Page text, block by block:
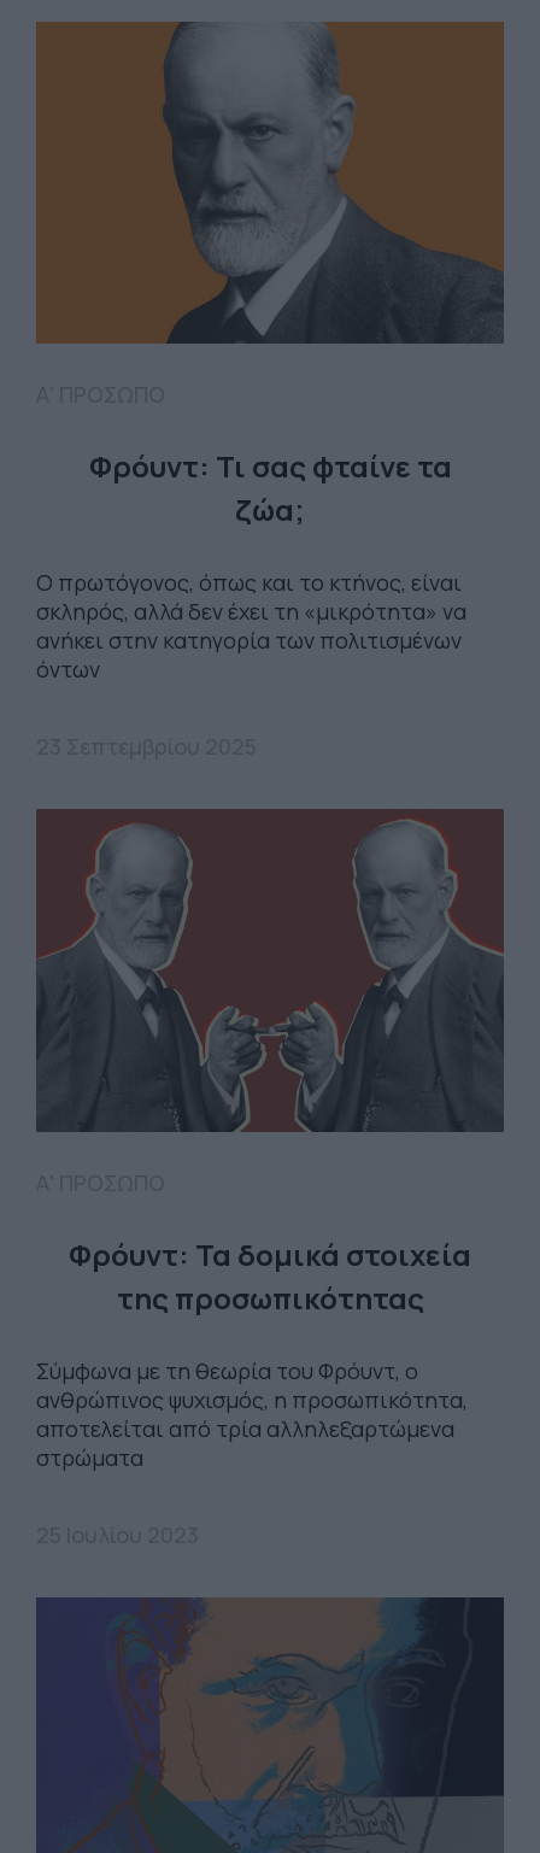
Φρόυντ: Τι σας φταίνε τα
ζώα;
Ο πρωτόγονος, όπως και το κτήνος, είναι
σκληρός, αλλά δεν έχει τη «μικρότητα» να
ανήκει στην κατηγορία των πολιτισμένων
όντων
Φρόυντ: Τα δομικά στοιχεία
της προσωπικότητας
Σύμφωνα με τη θεωρία του Φρόυντ, ο
ανθρώπινος ψυχισμός, η προσωπικότητα,
αποτελείται από τρία αλληλεξαρτώμενα
στρώματα